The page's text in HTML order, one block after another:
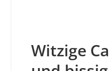
Witzige